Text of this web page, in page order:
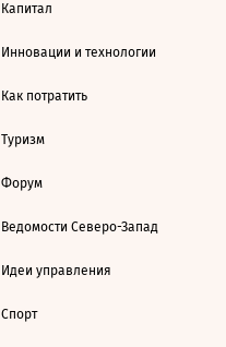
Капитал
Инновации и технологии
Как потратить
Туризм
Форум
Ведомости Северо-Запад
Идеи управления
Спорт